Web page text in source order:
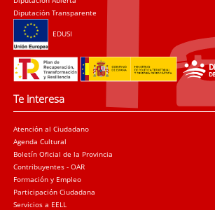
Diputación Transparente
EDUSI
Te interesa
Atención al Ciudadano
Agenda Cultural
Boletín Oficial de la Provincia
Contribuyentes - OAR
Formación y Empleo
Participación Ciudadana
Servicios a EELL